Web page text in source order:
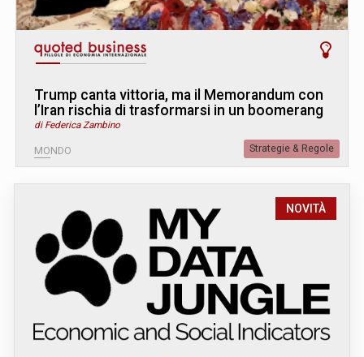
Trump canta vittoria, ma il Memorandum con
l’Iran rischia di trasformarsi in un boomerang
di Federica Zambino
MONDO Strategie & Regole
NOVITÀ